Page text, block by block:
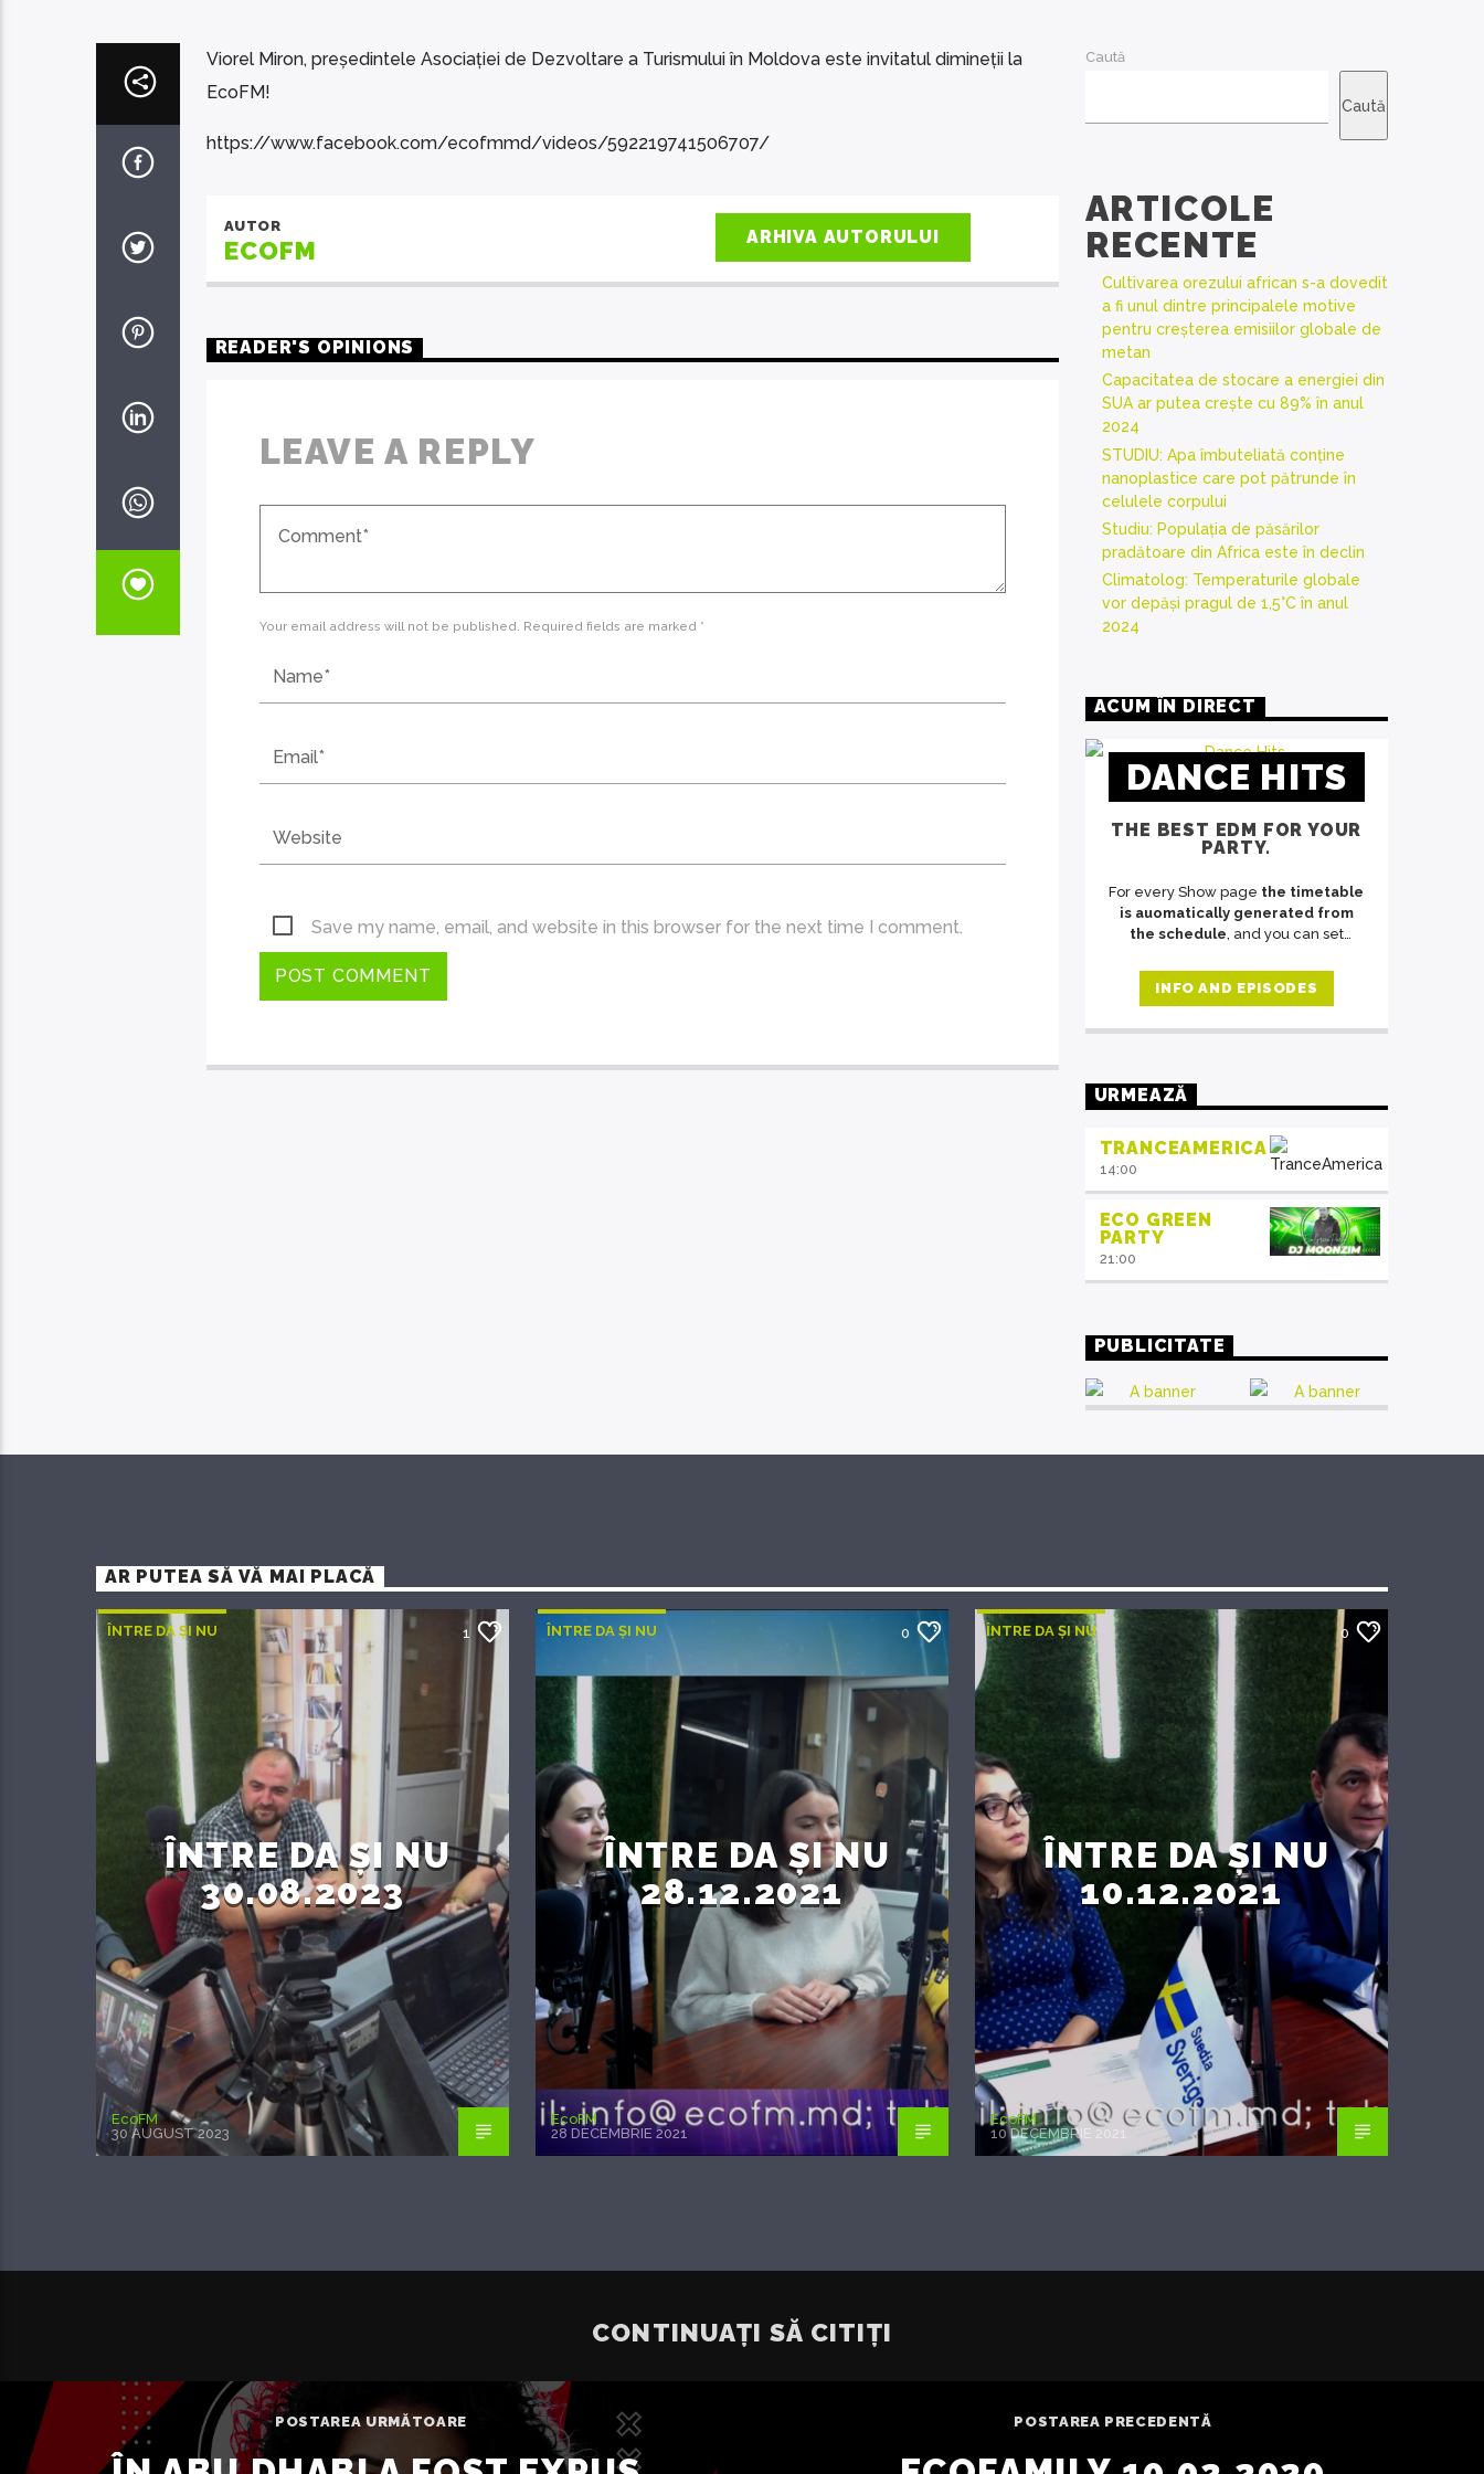
Viorel Miron, președintele Asociației de Dezvoltare a Turismului în Moldova este invitatul dimineții la
EcoFM!
https://www.facebook.com/ecofmmd/videos/592219741506707/
AUTOR
ECOFM ARHIVA AUTORULUI
READER'S OPINIONS
LEAVE A REPLY
Your email address will not be published. Required fields are marked *
Save my name, email, and website in this browser for the next time I comment.
Caută
Caută
ARTICOLE
RECENTE
Cultivarea orezului african s-a dovedit
a fi unul dintre principalele motive
pentru creșterea emisiilor globale de
metan
Capacitatea de stocare a energiei din
SUA ar putea crește cu 89% în anul
2024
STUDIU: Apa îmbuteliată conține
nanoplastice care pot pătrunde în
celulele corpului
Studiu: Populația de păsărilor
pradătoare din Africa este în declin
Climatolog: Temperaturile globale
vor depăși pragul de 1,5°C în anul
2024
ACUM ÎN DIRECT
DANCE HITS
THE BEST EDM FOR YOUR
PARTY.
For every Show page the timetable
is auomatically generated from
the schedule, and you can set
Articles and Chartsby simply
choosing a category. Curabitur id
eget tellus nec, pellentesque varius
tincidunt justo. Aliquam semper
faucibus odio id varius. Suspendisse
INFO AND EPISODES
URMEAZĂ
TRANCEAMERICA
14:00
ECO GREEN
PARTY
21:00
PUBLICITATE
AR PUTEA SĂ VĂ MAI PLACĂ
ÎNTRE DA ȘI NU 1
ÎNTRE DA ȘI NU
30.08.2023
EcoFM
30 AUGUST 2023
ÎNTRE DA ȘI NU 0
ÎNTRE DA ȘI NU
28.12.2021
EcoFM
28 DECEMBRIE 2021
ÎNTRE DA ȘI NU 0
ÎNTRE DA ȘI NU
10.12.2021
EcoFM
10 DECEMBRIE 2021
CONTINUAȚI SĂ CITIȚI
POSTAREA URMĂTOARE POSTAREA PRECEDENTĂ